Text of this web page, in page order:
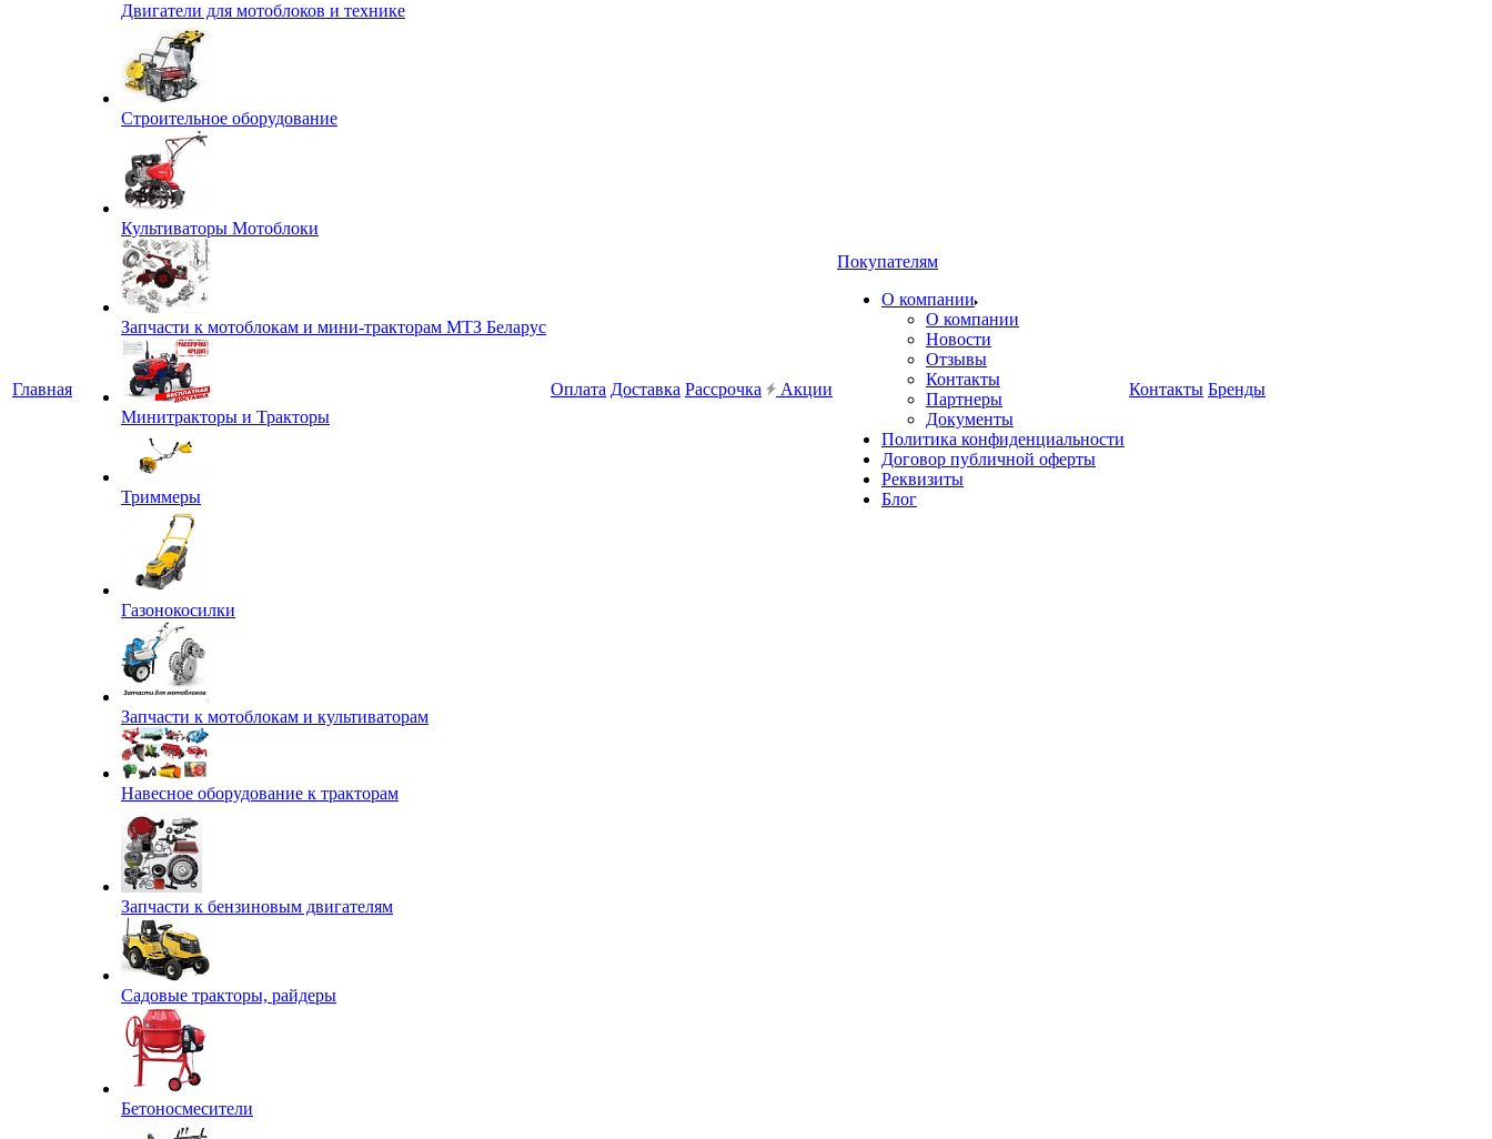
Главная
Двигатели для мотоблоков и технике
Строительное оборудование
Культиваторы Мотоблоки
Запчасти к мотоблокам и мини-тракторам МТЗ Беларус
Минитракторы и Тракторы
Триммеры
Газонокосилки
Запчасти к мотоблокам и культиваторам
Навесное оборудование к тракторам
Запчасти к бензиновым двигателям
Садовые тракторы, райдеры
Бетоносмесители
Оплата Доставка Рассрочка Акции
Покупателям
О компании
О компании
Новости
Отзывы
Контакты
Партнеры
Документы
Политика конфиденциальности
Договор публичной оферты
Реквизиты
Блог
Контакты Бренды